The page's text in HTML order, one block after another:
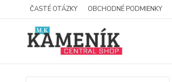
ČASTÉ OTÁZKY OBCHODNÉ PODMIENKY